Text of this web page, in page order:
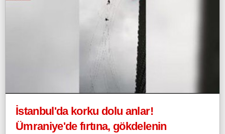
İstanbul'da korku dolu anlar!
Ümraniye'de fırtına, gökdelenin